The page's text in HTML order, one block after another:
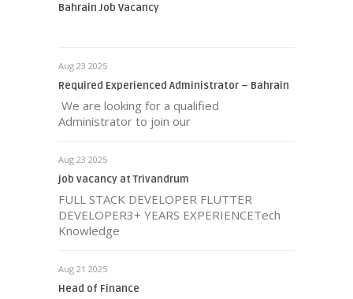
Bahrain Job Vacancy
Aug 23 2025
Required Experienced Administrator – Bahrain
We are looking for a qualified
Administrator to join our
Aug 23 2025
job vacancy at Trivandrum
FULL STACK DEVELOPER FLUTTER
DEVELOPER3+ YEARS EXPERIENCETech
Knowledge
Aug 21 2025
Head of Finance